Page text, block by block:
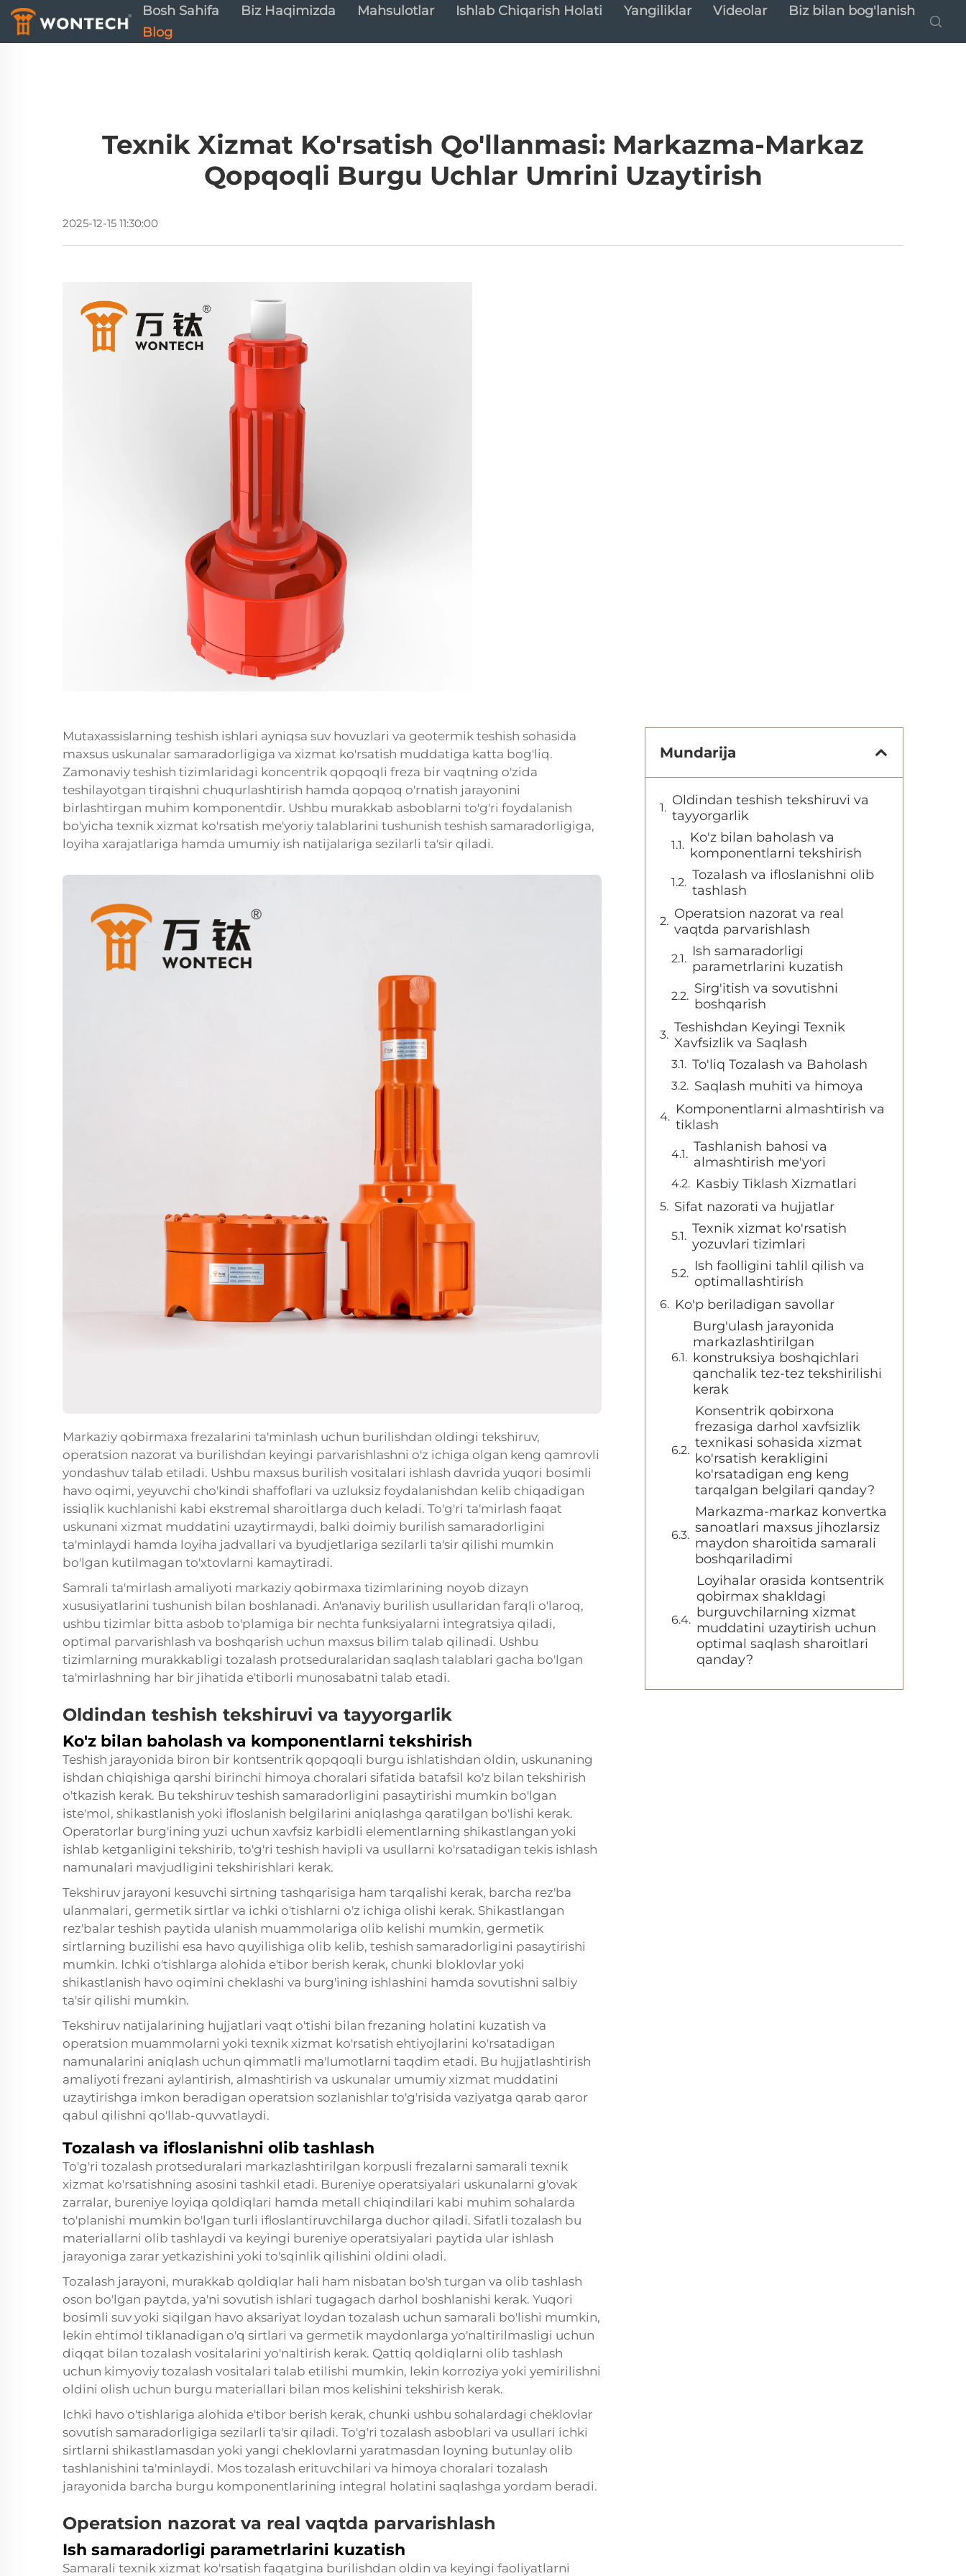
Bosh Sahifa Biz Haqimizda Mahsulotlar Ishlab Chiqarish Holati Yangiliklar Videolar
Biz bilan bog'lanish
Blog
Texnik Xizmat Ko'rsatish Qo'llanmasi: Markazma-Markaz
Qopqoqli Burgu Uchlar Umrini Uzaytirish
2025-12-15 11:30:00
Mutaxassislarning teshish ishlari ayniqsa suv hovuzlari va geotermik teshish sohasida
maxsus uskunalar samaradorligiga va xizmat ko'rsatish muddatiga katta bog'liq.
Zamonaviy teshish tizimlaridagi koncentrik qopqoqli freza bir vaqtning o'zida
teshilayotgan tirqishni chuqurlashtirish hamda qopqoq o'rnatish jarayonini
birlashtirgan muhim komponentdir. Ushbu murakkab asboblarni to'g'ri foydalanish
bo'yicha texnik xizmat ko'rsatish me'yoriy talablarini tushunish teshish samaradorligiga,
loyiha xarajatlariga hamda umumiy ish natijalariga sezilarli ta'sir qiladi.
Markaziy qobirmaxa frezalarini ta'minlash uchun burilishdan oldingi tekshiruv,
operatsion nazorat va burilishdan keyingi parvarishlashni o'z ichiga olgan keng qamrovli
yondashuv talab etiladi. Ushbu maxsus burilish vositalari ishlash davrida yuqori bosimli
havo oqimi, yeyuvchi cho'kindi shaffoflari va uzluksiz foydalanishdan kelib chiqadigan
issiqlik kuchlanishi kabi ekstremal sharoitlarga duch keladi. To'g'ri ta'mirlash faqat
uskunani xizmat muddatini uzaytirmaydi, balki doimiy burilish samaradorligini
ta'minlaydi hamda loyiha jadvallari va byudjetlariga sezilarli ta'sir qilishi mumkin
bo'lgan kutilmagan to'xtovlarni kamaytiradi.
Samrali ta'mirlash amaliyoti markaziy qobirmaxa tizimlarining noyob dizayn
xususiyatlarini tushunish bilan boshlanadi. An'anaviy burilish usullaridan farqli o'laroq,
ushbu tizimlar bitta asbob to'plamiga bir nechta funksiyalarni integratsiya qiladi,
optimal parvarishlash va boshqarish uchun maxsus bilim talab qilinadi. Ushbu
tizimlarning murakkabligi tozalash protseduralaridan saqlash talablari gacha bo'lgan
ta'mirlashning har bir jihatida e'tiborli munosabatni talab etadi.
Oldindan teshish tekshiruvi va tayyorgarlik
Ko'z bilan baholash va komponentlarni tekshirish
Teshish jarayonida biron bir kontsentrik qopqoqli burgu ishlatishdan oldin, uskunaning
ishdan chiqishiga qarshi birinchi himoya choralari sifatida batafsil ko'z bilan tekshirish
o'tkazish kerak. Bu tekshiruv teshish samaradorligini pasaytirishi mumkin bo'lgan
iste'mol, shikastlanish yoki ifloslanish belgilarini aniqlashga qaratilgan bo'lishi kerak.
Operatorlar burg'ining yuzi uchun xavfsiz karbidli elementlarning shikastlangan yoki
ishlab ketganligini tekshirib, to'g'ri teshish havipli va usullarni ko'rsatadigan tekis ishlash
namunalari mavjudligini tekshirishlari kerak.
Tekshiruv jarayoni kesuvchi sirtning tashqarisiga ham tarqalishi kerak, barcha rez'ba
ulanmalari, germetik sirtlar va ichki o'tishlarni o'z ichiga olishi kerak. Shikastlangan
rez'balar teshish paytida ulanish muammolariga olib kelishi mumkin, germetik
sirtlarning buzilishi esa havo quyilishiga olib kelib, teshish samaradorligini pasaytirishi
mumkin. Ichki o'tishlarga alohida e'tibor berish kerak, chunki bloklovlar yoki
shikastlanish havo oqimini cheklashi va burg'ining ishlashini hamda sovutishni salbiy
ta'sir qilishi mumkin.
Tekshiruv natijalarining hujjatlari vaqt o'tishi bilan frezaning holatini kuzatish va
operatsion muammolarni yoki texnik xizmat ko'rsatish ehtiyojlarini ko'rsatadigan
namunalarini aniqlash uchun qimmatli ma'lumotlarni taqdim etadi. Bu hujjatlashtirish
amaliyoti frezani aylantirish, almashtirish va uskunalar umumiy xizmat muddatini
uzaytirishga imkon beradigan operatsion sozlanishlar to'g'risida vaziyatga qarab qaror
qabul qilishni qo'llab-quvvatlaydi.
Tozalash va ifloslanishni olib tashlash
To'g'ri tozalash protseduralari markazlashtirilgan korpusli frezalarni samarali texnik
xizmat ko'rsatishning asosini tashkil etadi. Bureniye operatsiyalari uskunalarni g'ovak
zarralar, bureniye loyiqa qoldiqlari hamda metall chiqindilari kabi muhim sohalarda
to'planishi mumkin bo'lgan turli ifloslantiruvchilarga duchor qiladi. Sifatli tozalash bu
materiallarni olib tashlaydi va keyingi bureniye operatsiyalari paytida ular ishlash
jarayoniga zarar yetkazishini yoki to'sqinlik qilishini oldini oladi.
Tozalash jarayoni, murakkab qoldiqlar hali ham nisbatan bo'sh turgan va olib tashlash
oson bo'lgan paytda, ya'ni sovutish ishlari tugagach darhol boshlanishi kerak. Yuqori
bosimli suv yoki siqilgan havo aksariyat loydan tozalash uchun samarali bo'lishi mumkin,
lekin ehtimol tiklanadigan o'q sirtlari va germetik maydonlarga yo'naltirilmasligi uchun
diqqat bilan tozalash vositalarini yo'naltirish kerak. Qattiq qoldiqlarni olib tashlash
uchun kimyoviy tozalash vositalari talab etilishi mumkin, lekin korroziya yoki yemirilishni
oldini olish uchun burgu materiallari bilan mos kelishini tekshirish kerak.
Ichki havo o'tishlariga alohida e'tibor berish kerak, chunki ushbu sohalardagi cheklovlar
sovutish samaradorligiga sezilarli ta'sir qiladi. To'g'ri tozalash asboblari va usullari ichki
sirtlarni shikastlamasdan yoki yangi cheklovlarni yaratmasdan loyning butunlay olib
tashlanishini ta'minlaydi. Mos tozalash erituvchilari va himoya choralari tozalash
jarayonida barcha burgu komponentlarining integral holatini saqlashga yordam beradi.
Operatsion nazorat va real vaqtda parvarishlash
Ish samaradorligi parametrlarini kuzatish
Samarali texnik xizmat ko'rsatish faqatgina burilishdan oldin va keyingi faoliyatlarni
Mundarija
Oldindan teshish tekshiruvi va
tayyorgarlik
Ko'z bilan baholash va
komponentlarni tekshirish
Tozalash va ifloslanishni olib
tashlash
Operatsion nazorat va real
vaqtda parvarishlash
Ish samaradorligi
parametrlarini kuzatish
Sirg'itish va sovutishni
boshqarish
Teshishdan Keyingi Texnik
Xavfsizlik va Saqlash
To'liq Tozalash va Baholash
Saqlash muhiti va himoya
Komponentlarni almashtirish va
tiklash
Tashlanish bahosi va
almashtirish me'yori
Kasbiy Tiklash Xizmatlari
Sifat nazorati va hujjatlar
Texnik xizmat ko'rsatish
yozuvlari tizimlari
Ish faolligini tahlil qilish va
optimallashtirish
Ko'p beriladigan savollar
Burg'ulash jarayonida
markazlashtirilgan
konstruksiya boshqichlari
qanchalik tez-tez tekshirilishi
kerak
Konsentrik qobirxona
frezasiga darhol xavfsizlik
texnikasi sohasida xizmat
ko'rsatish kerakligini
ko'rsatadigan eng keng
tarqalgan belgilari qanday?
Markazma-markaz konvertka
sanoatlari maxsus jihozlarsiz
maydon sharoitida samarali
boshqariladimi
Loyihalar orasida kontsentrik
qobirmax shakldagi
burguvchilarning xizmat
muddatini uzaytirish uchun
optimal saqlash sharoitlari
qanday?